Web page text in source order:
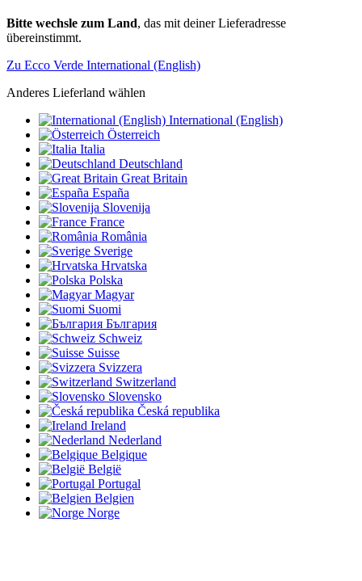
Bitte wechsle zum Land, das mit deiner Lieferadresse
übereinstimmt.
Zu Ecco Verde International (English)
Anderes Lieferland wählen
International (English)
Österreich
Italia
Deutschland
Great Britain
España
Slovenija
France
România
Sverige
Hrvatska
Polska
Magyar
Suomi
България
Schweiz
Suisse
Svizzera
Switzerland
Slovensko
Česká republika
Ireland
Nederland
Belgique
België
Portugal
Belgien
Norge